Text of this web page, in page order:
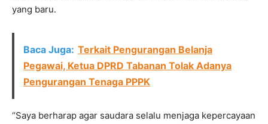
yang baru.
Baca Juga: Terkait Pengurangan Belanja
Pegawai, Ketua DPRD Tabanan Tolak Adanya
Pengurangan Tenaga PPPK
“Saya berharap agar saudara selalu menjaga kepercayaan